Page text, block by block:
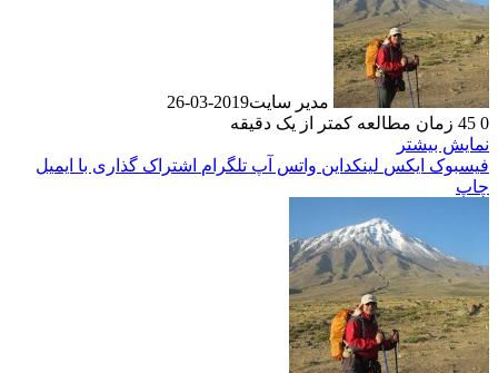
مدیر سایت2019-03-26
0
زمان مطالعه کمتر از یک دقیقه
نمایش بیشتر
فیسبوک ایکس لینکداین واتس آپ تلگرام اشتراک گذاری با ایمیل
چاپ